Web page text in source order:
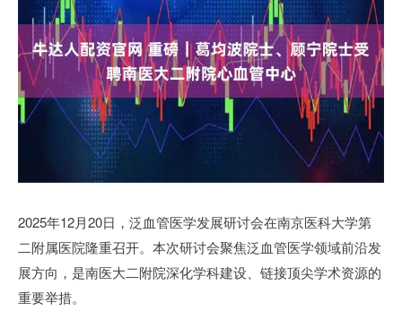
2025年12月20日，泛血管医学发展研讨会在南京医科大学第
二附属医院隆重召开。本次研讨会聚焦泛血管医学领域前沿发
展方向，是南医大二附院深化学科建设、链接顶尖学术资源的
重要举措。